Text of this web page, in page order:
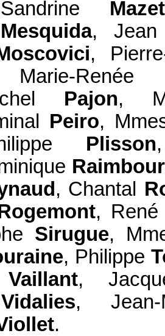
Mesquida,
,
Marie-
Pajon,
Peiro,
Plisson
, Chantal
,
Sirugue,
, Philippe
Vaillant,
Vidalies,
.